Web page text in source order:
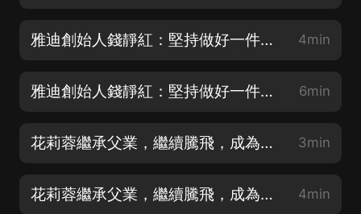
雅迪創始人錢靜紅：堅持做好一件事，成就更多人（二） 4min
雅迪創始人錢靜紅：堅持做好一件事，成就更多人（一） 6min
花莉蓉繼承父業，繼續騰飛，成為醫藥界的引領者（三） 3min
花莉蓉繼承父業，繼續騰飛，成為醫藥界的引領者（二） 4min